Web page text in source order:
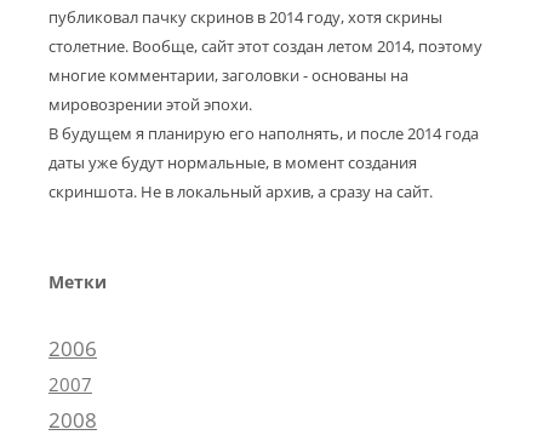
публиковал пачку скринов в 2014 году, хотя скрины
столетние. Вообще, сайт этот создан летом 2014, поэтому
многие комментарии, заголовки - основаны на
мировозрении этой эпохи.
В будущем я планирую его наполнять, и после 2014 года
даты уже будут нормальные, в момент создания
скриншота. Не в локальный архив, а сразу на сайт.
Метки
2006
2007
2008